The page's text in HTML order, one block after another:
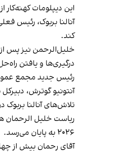
این دیپلومات کهنه‌کار از ماه
آنالنا بربوک، رئیس
کند.
خلیل‌الرحمن نیز پس
درگیری‌ها و یافتن
رئیس جدید مجمع
آنتونیو گوترش،
تلاش‌های آنالنا بربوک
۲۰۲۶ به پایان می‌رسد.
آقای رحمان بیش از